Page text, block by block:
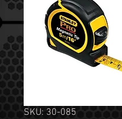
SKU: 30-085